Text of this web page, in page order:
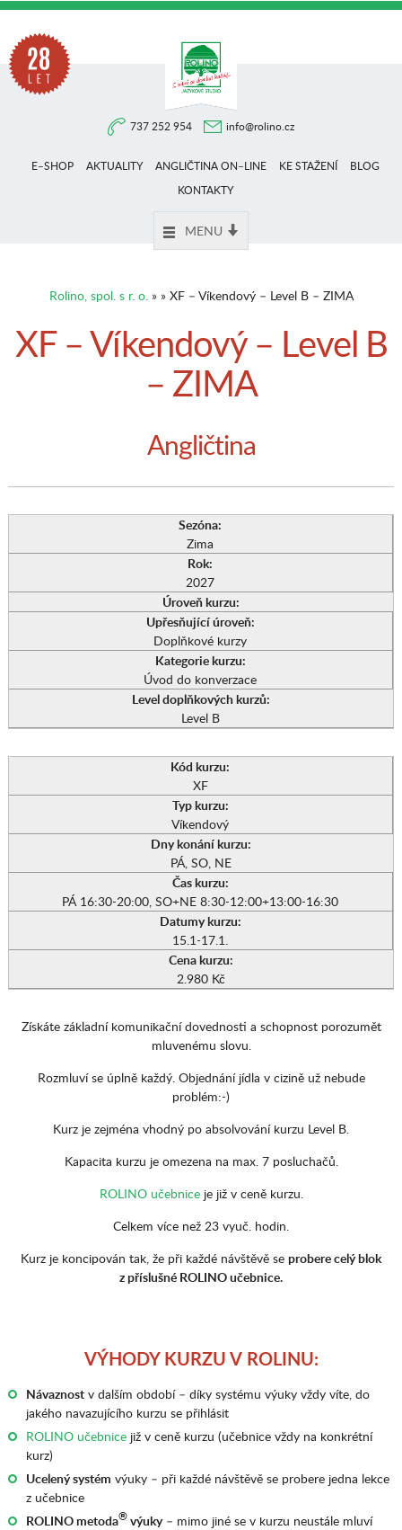
737 252 954 info@rolino.cz
E–SHOP AKTUALITY ANGLIČTINA ON–LINE KE STAŽENÍ
BLOG
KONTAKTY
MENU
Rolino, spol. s r. o.» » XF – Víkendový – Level B – ZIMA
XF – Víkendový – Level B
– ZIMA
Angličtina
Sezóna:
Zima
Rok:
2027
Úroveň kurzu:
Upřesňující úroveň:
Doplňkové kurzy
Kategorie kurzu:
Úvod do konverzace
Level doplňkových kurzů:
Level B
Kód kurzu:
XF
Typ kurzu:
Víkendový
Dny konání kurzu:
PÁ, SO, NE
Čas kurzu:
PÁ 16:30-20:00, SO+NE 8:30-12:00+13:00-16:30
Datumy kurzu:
15.1-17.1.
Cena kurzu:
2.980 Kč
Získáte základní komunikační dovednosti a schopnost porozumět
mluvenému slovu.
Rozmluví se úplně každý. Objednání jídla v cizině už nebude
problém:-)
Kurz je zejména vhodný po absolvování kurzu Level B.
Kapacita kurzu je omezena na max. 7 posluchačů.
ROLINO učebniceje již v ceně kurzu.
Celkem více než 23 vyuč. hodin.
Kurz je koncipován tak, že při každé návštěvě se probere celý blok
z příslušné ROLINO učebnice.
VÝHODY KURZU V ROLINU:
Návaznostv dalším období – díky systému výuky vždy víte, do
jakého navazujícího kurzu se přihlásit
ROLINO učebnicejiž v ceně kurzu (učebnice vždy na konkrétní
kurz)
Ucelený systém výuky – při každé návštěvě se probere jedna lekce
z učebnice
ROLINO metoda®výuky– mimo jiné se v kurzu neustále mluví